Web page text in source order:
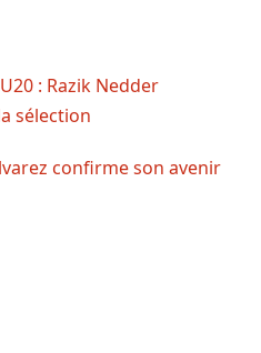
: Razik Nedder
sélection
confirme son avenir